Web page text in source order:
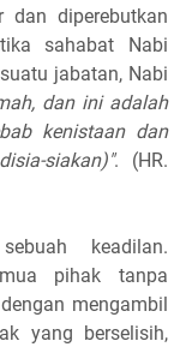
diperebutkan
sahabat Nabi
jabatan, Nabi
dan ini adalah
kenistaan dan
siakan)". (HR.
keadilan.
pihak tanpa
mengambil
yang berselisih,